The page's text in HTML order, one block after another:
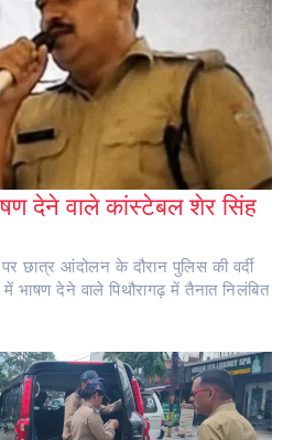
देने वाले कांस्टेबल शेर सिंह
छात्र आंदोलन के दौरान पुलिस की वर्दी
देने वाले पिथौरागढ़ में तैनात निलंबित